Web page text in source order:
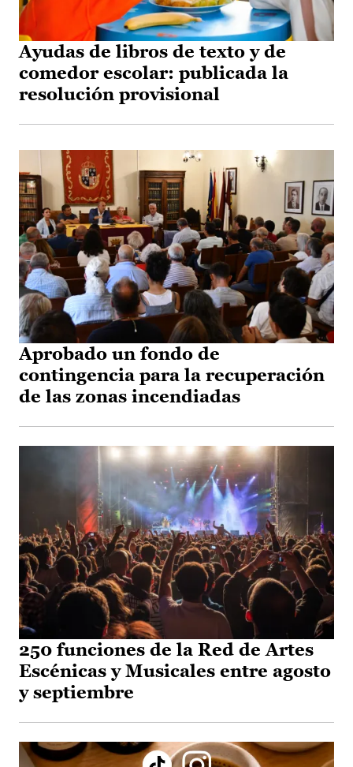
Ayudas de libros de texto y de
comedor escolar: publicada la
resolución provisional
Aprobado un fondo de
contingencia para la recuperación
de las zonas incendiadas
250 funciones de la Red de Artes
Escénicas y Musicales entre agosto
y septiembre